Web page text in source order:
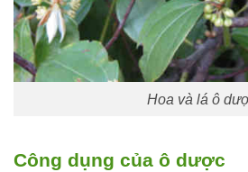
Hoa và lá ô
Công dụng của ô dược